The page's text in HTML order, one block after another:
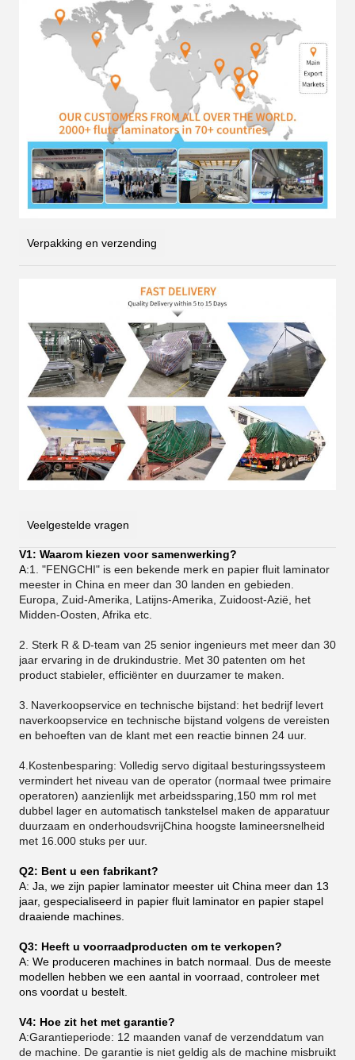
Verpakking en verzending
Veelgestelde vragen
V1: Waarom kiezen voor samenwerking?
A:1. "FENGCHI" is een bekende merk en papier fluit laminator
meester in China en meer dan 30 landen en gebieden.
Europa, Zuid-Amerika, Latijns-Amerika, Zuidoost-Azië, het
Midden-Oosten, Afrika etc.
2. Sterk R & D-team van 25 senior ingenieurs met meer dan 30
jaar ervaring in de drukindustrie. Met 30 patenten om het
product stabieler, efficiënter en duurzamer te maken.
3. Naverkoopservice en technische bijstand: het bedrijf levert
naverkoopservice en technische bijstand volgens de vereisten
en behoeften van de klant met een reactie binnen 24 uur.
4.Kostenbesparing: Volledig servo digitaal besturingssysteem
vermindert het niveau van de operator (normaal twee primaire
operatoren) aanzienlijk met arbeidssparing,150 mm rol met
dubbel lager en automatisch tankstelsel maken de apparatuur
duurzaam en onderhoudsvrijChina hoogste lamineersnelheid
met 16.000 stuks per uur.
Q2: Bent u een fabrikant?
A: Ja, we zijn papier laminator meester uit China meer dan 13
jaar, gespecialiseerd in papier fluit laminator en papier stapel
draaiende machines.
Q3: Heeft u voorraadproducten om te verkopen?
A: We produceren machines in batch normaal. Dus de meeste
modellen hebben we een aantal in voorraad, controleer met
ons voordat u bestelt.
V4: Hoe zit het met garantie?
A:Garantieperiode: 12 maanden vanaf de verzenddatum van
de machine. De garantie is niet geldig als de machine misbruikt